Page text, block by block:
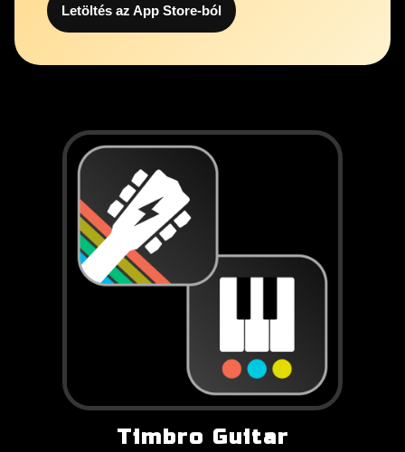
Letöltés az App Store-ból
Timbro Guitar